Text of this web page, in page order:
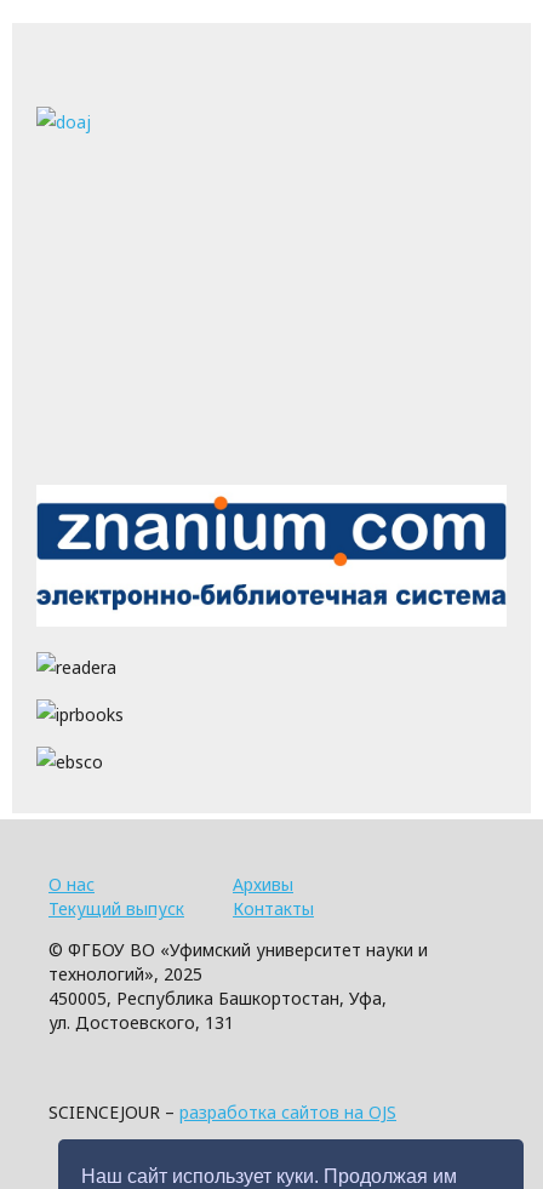
Наш сайт использует куки. Продолжая им
О нас
Текущий выпуск
Архивы
Контакты
© ФГБОУ ВО «Уфимский университет науки и
технологий», 2025
450005, Республика Башкортостан, Уфа,
ул. Достоевского, 131
SCIENCEJOUR – разработка сайтов на OJS